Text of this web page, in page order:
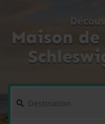
Maison de